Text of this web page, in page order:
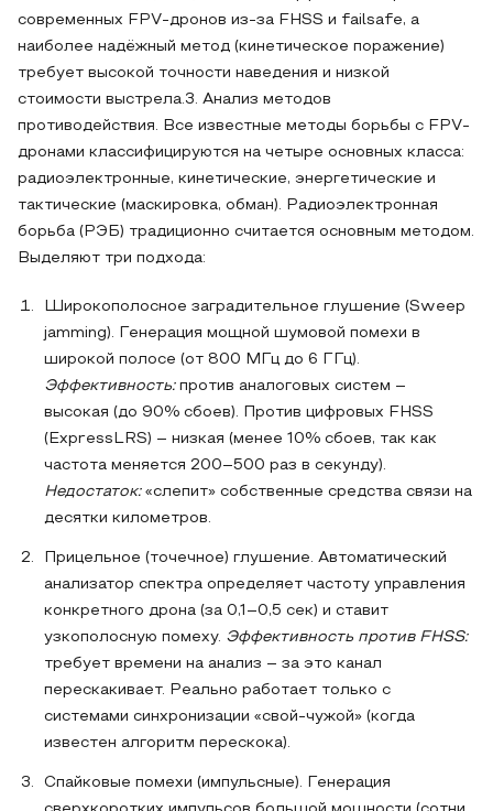
современных FPV-дронов из-за FHSS и failsafe, а
наиболее надёжный метод (кинетическое поражение)
требует высокой точности наведения и низкой
стоимости выстрела.3. Анализ методов
противодействия. Все известные методы борьбы с FPV-
дронами классифицируются на четыре основных класса:
радиоэлектронные, кинетические, энергетические и
тактические (маскировка, обман). Радиоэлектронная
борьба (РЭБ) традиционно считается основным методом.
Выделяют три подхода:
Широкополосное заградительное глушение (Sweep
jamming). Генерация мощной шумовой помехи в
широкой полосе (от 800 МГц до 6 ГГц).
Эффективность:против аналоговых систем –
высокая (до 90% сбоев). Против цифровых FHSS
(ExpressLRS) – низкая (менее 10% сбоев, так как
частота меняется 200–500 раз в секунду).
Недостаток:«слепит» собственные средства связи на
десятки километров.
Прицельное (точечное) глушение. Автоматический
анализатор спектра определяет частоту управления
конкретного дрона (за 0,1–0,5 сек) и ставит
узкополосную помеху. Эффективность против FHSS:
требует времени на анализ – за это канал
перескакивает. Реально работает только с
системами синхронизации «свой-чужой» (когда
известен алгоритм перескока).
Спайковые помехи (импульсные). Генерация